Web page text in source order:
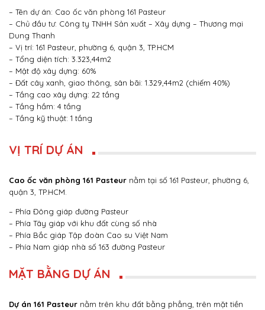
– Tên dự án: Cao ốc văn phòng 161 Pasteur
– Chủ đầu tư: Công ty TNHH Sản xuất – Xây dựng – Thương mại
Dung Thanh
– Vị trí: 161 Pasteur, phường 6, quận 3, TP.HCM
– Tổng diện tích: 3.323,44m2
– Mật độ xây dựng: 60%
– Đất cây xanh, giao thông, sân bãi: 1.329,44m2 (chiếm 40%)
– Tầng cao xây dựng: 22 tầng
– Tầng hầm: 4 tầng
– Tầng kỹ thuật: 1 tầng
VỊ TRÍ DỰ ÁN
Cao ốc văn phòng 161 Pasteur nằm tại số 161 Pasteur, phường 6,
quận 3, TP.HCM.
– Phía Đông giáp đường Pasteur
– Phía Tây giáp với khu đất cùng số nhà
– Phía Bắc giáp Tập đoàn Cao su Việt Nam
– Phía Nam giáp nhà số 163 đường Pasteur
MẶT BẰNG DỰ ÁN
Dự án 161 Pasteur nằm trên khu đất bằng phẳng, trên mặt tiền